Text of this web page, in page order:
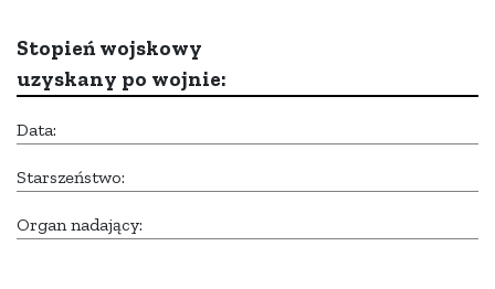
Stopień wojskowy
uzyskany po wojnie:
Data:
Starszeństwo:
Organ nadający: